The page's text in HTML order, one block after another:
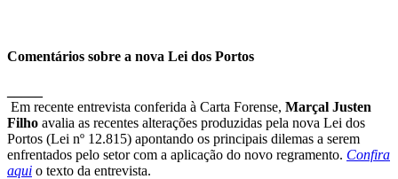
Comentários sobre a nova Lei dos Portos
Em recente entrevista conferida à Carta Forense, Marçal Justen
Filho avalia as recentes alterações produzidas pela nova Lei dos
Portos (Lei nº 12.815) apontando os principais dilemas a serem
enfrentados pelo setor com a aplicação do novo regramento. Confira
aqui o texto da entrevista.